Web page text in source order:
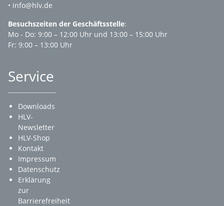
• info@hlv.de
Besuchszeiten der Geschäftsstelle:
Mo - Do: 9:00 – 12:00 Uhr und 13:00 – 15:00 Uhr
Fr: 9:00 – 13:00 Uhr
Service
Downloads
HLV-
Newsletter
HLV-Shop
Kontakt
Impressum
Datenschutz
Erklärung
zur
Barrierefreiheit